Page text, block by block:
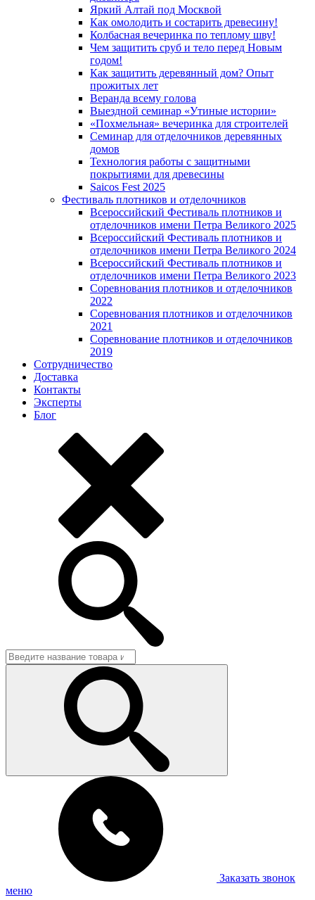
Яркий Алтай под Москвой
Как омолодить и состарить древесину!
Колбасная вечеринка по теплому шву!
Чем защитить сруб и тело перед Новым
годом!
Как защитить деревянный дом? Опыт
прожитых лет
Веранда всему голова
Выездной семинар «Утиные истории»
«Похмельная» вечеринка для строителей
Семинар для отделочников деревянных
домов
Технология работы с защитными
покрытиями для древесины
Saicos Fest 2025
Фестиваль плотников и отделочников
Всероссийский Фестиваль плотников и
отделочников имени Петра Великого 2025
Всероссийский Фестиваль плотников и
отделочников имени Петра Великого 2024
Всероссийский Фестиваль плотников и
отделочников имени Петра Великого 2023
Соревнования плотников и отделочников
2022
Соревнования плотников и отделочников
2021
Соревнование плотников и отделочников
2019
Сотрудничество
Доставка
Контакты
Эксперты
Блог
Заказать звонок
меню